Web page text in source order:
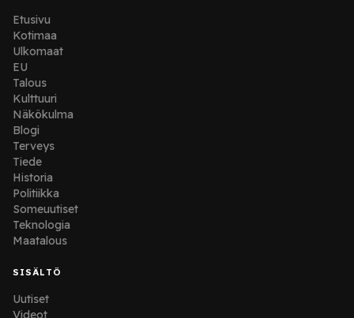
Etusivu
Kotimaa
Ulkomaat
EU
Talous
Kulttuuri
Näkökulma
Blogi
Terveys
Tiede
Historia
Politiikka
Someuutiset
Teknologia
Maatalous
SISÄLTÖ
Uutiset
Videot